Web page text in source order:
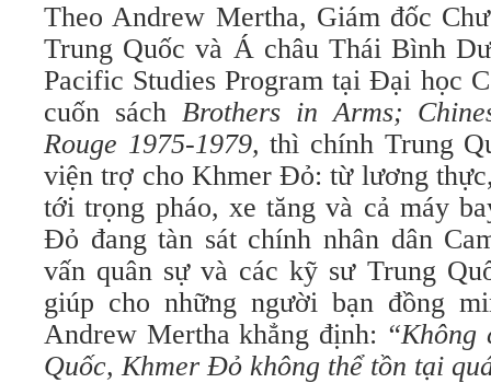
Theo Andrew Mertha, Giám đốc
Trung Quốc và Á châu Thái Bình
Pacific Studies Program tại Đại học
cuốn sách Brothers in Arms;
Rouge 1975-1979,thì chính Trung
viện trợ cho Khmer Đỏ: từ lương
tới trọng pháo, xe tăng và cả máy
Đỏ đang tàn sát chính nhân dân
vấn quân sự và các kỹ sư Trung
giúp cho những người bạn đồng
Andrew Mertha khẳng định: “Không
Quốc, Khmer Đỏ không thể tồn tại